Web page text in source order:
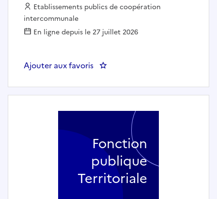
Employeur :
Etablissements publics de coopération
intercommunale
En ligne depuis le 27 juillet 2026
Ajouter aux favoris : Adjoint·e de direction - SICOM
Fonction
publique
Territoriale